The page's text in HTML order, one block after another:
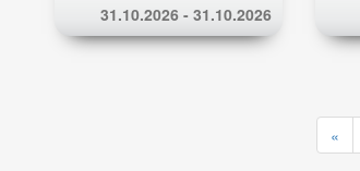
31.10.2026 - 31.10.2026
«